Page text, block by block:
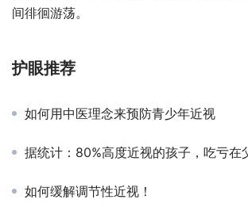
间徘徊游荡。
护眼推荐
如何用中医理念来预防青少年近视
据统计：80%高度近视的孩子，吃亏在父母
如何缓解调节性近视！